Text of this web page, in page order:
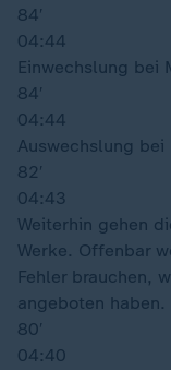
84′
04:44
Einwechslung bei
84′
04:44
Auswechslung
82′
04:43
Weiterhin gehen
Werke. Offenbar
Fehler brauchen,
angeboten haben.
80′
04:40